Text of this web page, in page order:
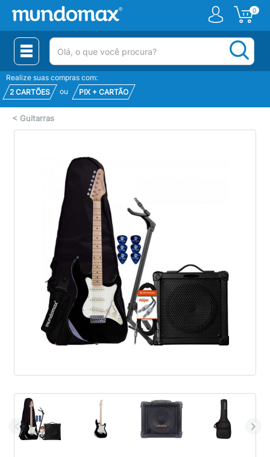
0
(pesquisar)
Realize suas compras com:
2 CARTÕES
ou PIX + CARTÃO
< Guitarras